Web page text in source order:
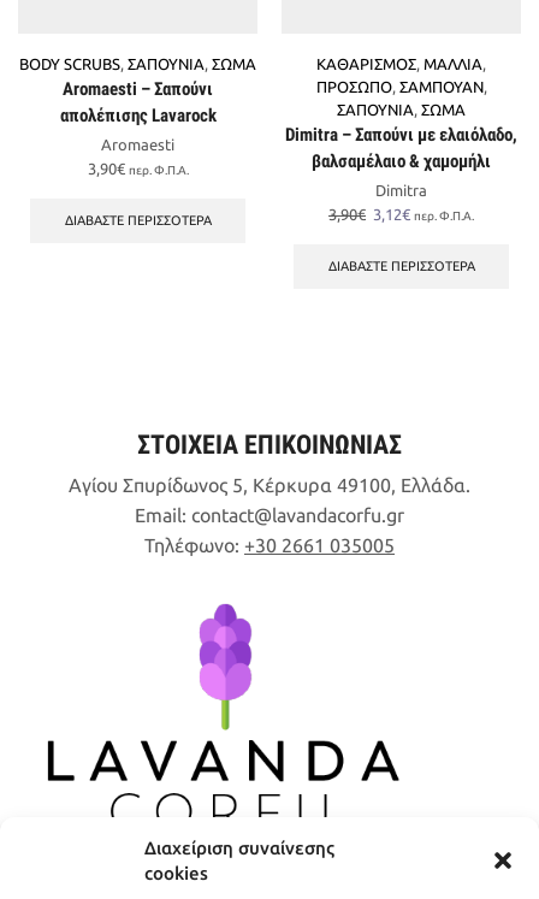
Διαχείριση συναίνεσης
cookies
BODY SCRUBS, ΣΑΠΟΥΝΙΑ, ΣΩΜΑ
Aromaesti – Σαπούνι
απολέπισης Lavarock
Aromaesti
3,90€ περ. Φ.Π.Α.
ΔΙΑΒΆΣΤΕ ΠΕΡΙΣΣΌΤΕΡΑ
ΚΑΘΑΡΙΣΜΟΣ, ΜΑΛΛΙΑ,
ΠΡΟΣΩΠΟ, ΣΑΜΠΟΥΑΝ,
ΣΑΠΟΥΝΙΑ, ΣΩΜΑ
Dimitra – Σαπούνι με ελαιόλαδο,
βαλσαμέλαιο & χαμομήλι
Dimitra
3,90€ Original
was:
3,12€Η
τιμή
περ. Φ.Π.Α.
ΔΙΑΒΆΣΤΕ ΠΕΡΙΣΣΌΤΕΡΑ
ΣΤΟΙΧΕΙΑ ΕΠΙΚΟΙΝΩΝΙΑΣ
Αγίου Σπυρίδωνος 5, Κέρκυρα 49100, Ελλάδα.
Email: contact lavandacorfu gr
Τηλέφωνο: +30 2661 035005
ΧΡΗΣΙΜΟΙ ΣΥΝΔΕΣΜΟΙ